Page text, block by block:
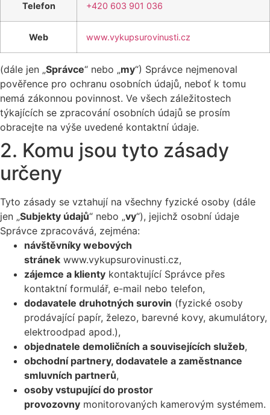
Telefon +420 603 901 036
Web www.vykupsurovinusti.cz
(dále jen „Správce“ nebo „my“) Správce nejmenoval
pověřence pro ochranu osobních údajů, neboť k tomu
nemá zákonnou povinnost. Ve všech záležitostech
týkajících se zpracování osobních údajů se prosím
obracejte na výše uvedené kontaktní údaje.
2. Komu jsou tyto zásady
určeny
Tyto zásady se vztahují na všechny fyzické osoby (dále
jen „Subjekty údajů“ nebo „vy“), jejichž osobní údaje
Správce zpracovává, zejména:
návštěvníky webových
stránek www.vykupsurovinusti.cz,
zájemce a klienty kontaktující Správce přes
kontaktní formulář, e-mail nebo telefon,
dodavatele druhotných surovin (fyzické osoby
prodávající papír, železo, barevné kovy, akumulátory,
elektroodpad apod.),
objednatele demoličních a souvisejících služeb,
obchodní partnery, dodavatele a zaměstnance
smluvních partnerů,
osoby vstupující do prostor
provozovny monitorovaných kamerovým systémem.